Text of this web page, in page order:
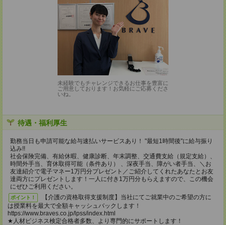
未経験でもチャレンジできるお仕事を豊富に
ご用意しております！お気軽にご応募くださ
いね。
待遇・福利厚生
勤務当日も申請可能な給与速払いサービスあり！ "最短1時間後"に給与振り
込み!!
社会保険完備、有給休暇、健康診断、年末調整、交通費支給（規定支給）、
時間外手当、育休取得可能（条件あり） 、深夜手当、障がい者手当、＼お
友達紹介で電子マネー1万円分プレゼント／ご紹介してくれたあなたとお友
達両方にプレゼントします！一人に付き1万円分もらえますので、この機会
にぜひご利用ください。
ポイント！
【介護の資格取得支援制度】当社にてご就業中のご希望の方に
は授業料を最大で全額キャッシュバックします！
https://www.braves.co.jp/lpss/index.html
★人材ビジネス検定合格者多数、より専門的にサポートします！